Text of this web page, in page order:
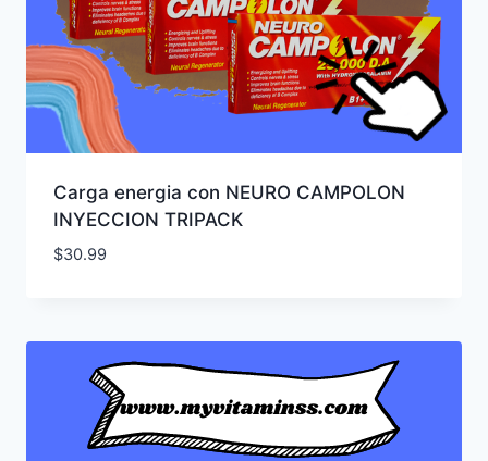
Carga energia con NEURO CAMPOLON
INYECCION TRIPACK
$30.99